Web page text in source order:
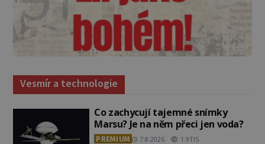
Vesmír a technologie
Co zachycují tajemné snímky
Marsu? Je na něm přeci jen voda?
PREMIUM 7.8.2026 1.9TIS